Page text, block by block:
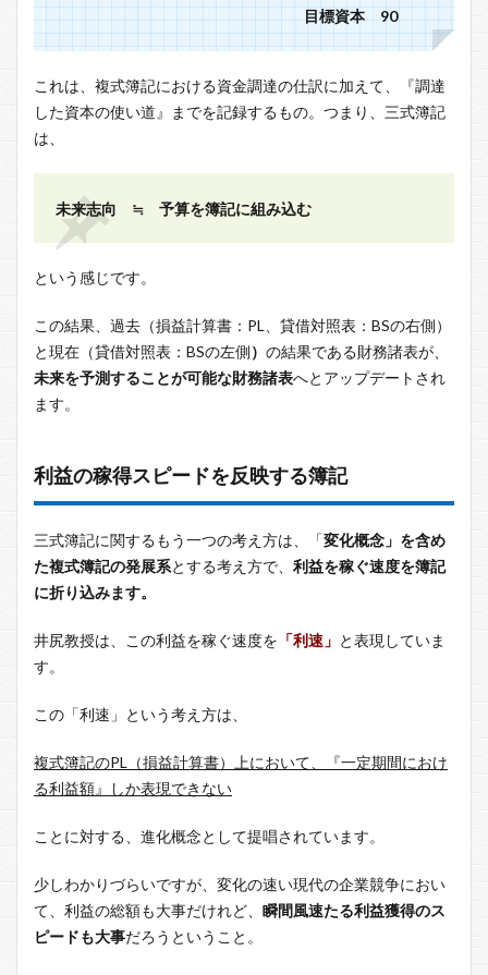
目標資本 90
これは、複式簿記における資金調達の仕訳に加えて、『調達
した資本の使い道』までを記録するもの。つまり、三式簿記
は、
未来志向 ≒ 予算を簿記に組み込む
という感じです。
この結果、過去（損益計算書：PL、貸借対照表：BSの右側）
と現在（貸借対照表：BSの左側） の結果である財務諸表が、
未来を予測することが可能な財務諸表へとアップデートされ
ます。
利益の稼得スピードを反映する簿記
三式簿記に関するもう一つの考え方は、「変化概念」を含め
た複式簿記の発展系とする考え方で、 利益を稼ぐ速度を簿記
に折り込みます。
井尻教授は、この利益を稼ぐ速度を 「利速」 と表現していま
す。
この「利速」という考え方は、
複式簿記のPL（損益計算書）上において、『一定期間におけ
る利益額』しか表現できない
ことに対する、進化概念として提唱されています。
少しわかりづらいですが、変化の速い現代の企業競争におい
て、利益の総額も大事だけれど、 瞬間風速たる利益獲得のス
ピードも大事だろうということ。